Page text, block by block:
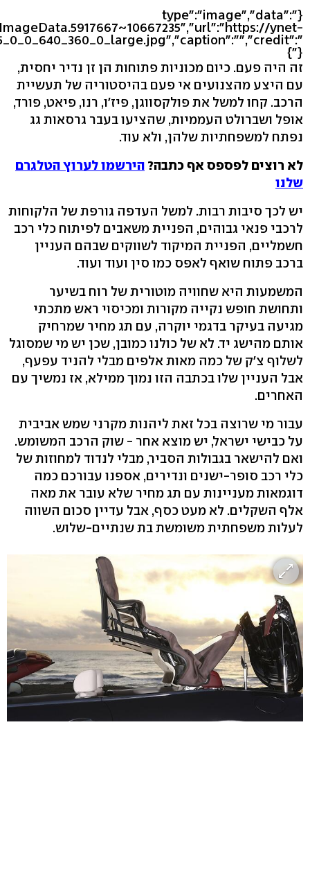
{"type":"image","data":
ynet-
"}}
זה היה פעם. כיום מכוניות פתוחות הן זן נדיר יחסית,
עם היצע מהצנועים אי פעם בהיסטוריה של תעשיית
הרכב. קחו למשל את פולקסווגן, פיז'ו, רנו, פיאט, פורד,
אופל ושברולט העממיות, שהציעו בעבר גרסאות גג
נפתח למשפחתיות שלהן, ולא עוד.
לא רוצים לפספס אף כתבה? הירשמו לערוץ הטלגרם
שלנו
יש לכך סיבות רבות. למשל העדפה גורפת של הלקוחות
לרכבי פנאי גבוהים, הפניית משאבים לפיתוח כלי רכב
חשמליים, הפניית המיקוד לשווקים שבהם העניין
ברכב פתוח שואף לאפס כמו סין ועוד ועוד.
המשמעות היא שחוויה מוטורית של רוח בשיער
ותחושת חופש נקייה מקורות ומכיסוי ראש מתכתי
מגיעה בעיקר בדגמי יוקרה, עם תג מחיר שמרחיק
אותם מהישג יד. לא של כולנו כמובן, שכן יש מי שמסוגל
לשלוף צ'ק של כמה מאות אלפים מבלי להניד עפעף,
אבל העניין שלו בכתבה הזו נמוך ממילא, אז נמשיך עם
האחרים.
עבור מי שרוצה בכל זאת ליהנות מקרני שמש אביבית
על כבישי ישראל, יש מוצא אחר - שוק הרכב המשומש.
ואם להישאר בגבולות הסביר, מבלי לנדוד למחוזות של
כלי רכב סופר-ישנים ונדירים, אספנו עבורכם כמה
דוגמאות מעניינות עם תג מחיר שלא עובר את מאה
אלף השקלים. לא מעט כסף, אבל עדיין סכום השווה
לעלות משפחתית משומשת בת שנתיים-שלוש.